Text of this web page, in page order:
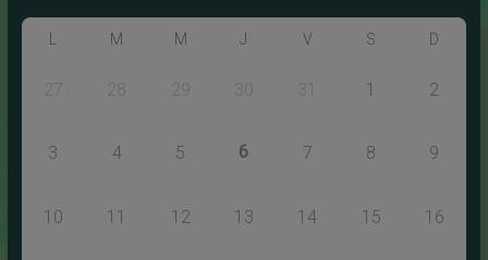
M M J V S D
27 28 29 30 31 1 2
3 4 5 6 7 8 9
10 11 12 13 14 15 16